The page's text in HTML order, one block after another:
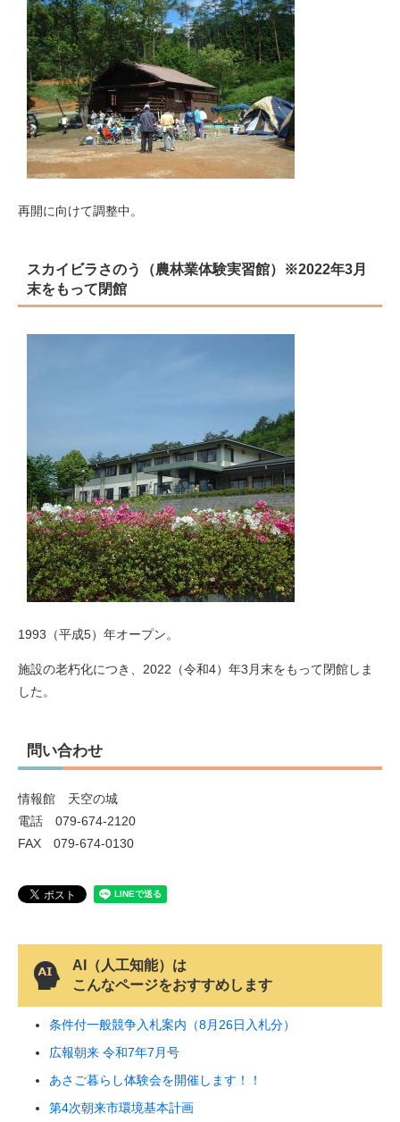
再開に向けて調整中。
スカイビラさのう（農林業体験実習館）※2022年3月
末をもって閉館
1993（平成5）年オープン。
施設の老朽化につき、2022（令和4）年3月末をもって閉館しま
した。
問い合わせ
情報館 天空の城
電話 079-674-2120
FAX 079-674-0130
AI（人工知能）は
こんなページをおすすめします
条件付一般競争入札案内（8月26日入札分）
広報朝来 令和7年7月号
あさご暮らし体験会を開催します！！
第4次朝来市環境基本計画